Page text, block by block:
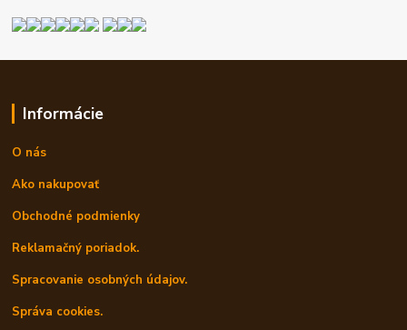
Informácie
O nás
Ako nakupovať
Obchodné podmienky
Reklamačný poriadok.
Spracovanie osobných údajov.
Správa cookies.